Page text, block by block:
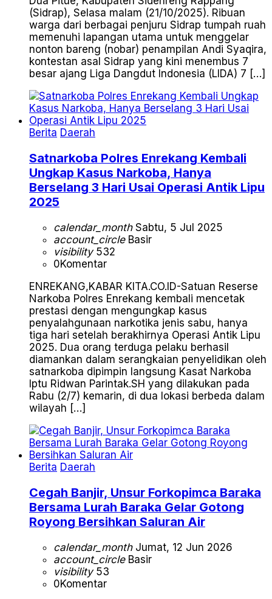
(Sidrap), Selasa malam (21/10/2025). Ribuan
warga dari berbagai penjuru Sidrap tumpah ruah
memenuhi lapangan utama untuk menggelar
nonton bareng (nobar) penampilan Andi Syaqira,
kontestan asal Sidrap yang kini menembus 7
besar ajang Liga Dangdut Indonesia (LIDA) 7 […]
Berita Daerah
Satnarkoba Polres Enrekang Kembali
Ungkap Kasus Narkoba, Hanya
Berselang 3 Hari Usai Operasi Antik Lipu
2025
calendar_monthSabtu, 5 Jul 2025
account_circleBasir
visibility532
0Komentar
ENREKANG,KABAR KITA.CO.ID-Satuan Reserse
Narkoba Polres Enrekang kembali mencetak
prestasi dengan mengungkap kasus
penyalahgunaan narkotika jenis sabu, hanya
tiga hari setelah berakhirnya Operasi Antik Lipu
2025. Dua orang terduga pelaku berhasil
diamankan dalam serangkaian penyelidikan oleh
satnarkoba dipimpin langsung Kasat Narkoba
Iptu Ridwan Parintak.SH yang dilakukan pada
Rabu (2/7) kemarin, di dua lokasi berbeda dalam
wilayah […]
Berita Daerah
Cegah Banjir, Unsur Forkopimca Baraka
Bersama Lurah Baraka Gelar Gotong
Royong Bersihkan Saluran Air
calendar_monthJumat, 12 Jun 2026
account_circleBasir
visibility53
0Komentar